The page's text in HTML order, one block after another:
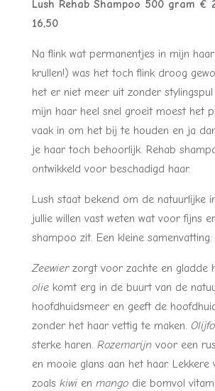
Lush Rehab Shampoo 500 gram €
16,50
Na flink wat permanentjes in mijn
krullen!) was het toch flink droog
het er niet meer uit zonder
mijn haar heel snel groeit moest het
vaak in om het bij te houden en ja
je haar toch behoorlijk. Rehab
ontwikkeld voor beschadigd haar.
Lush staat bekend om de natuurlijke
jullie willen vast weten wat voor fijns
shampoo zit. Een kleine samenvatting:
Zeewierzorgt voor zachte en gladde
oliekomt erg in de buurt van de
hoofdhuidsmeer en geeft de
zonder het haar vettig te maken.
sterke haren. Rozemarijn voor een
en mooie glans aan het haar. Lekkere
zoals kiwien mangodie bomvol